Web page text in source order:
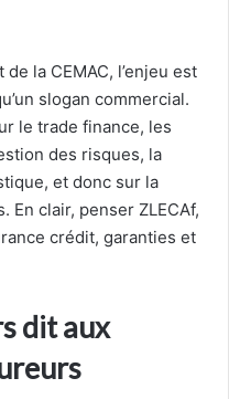
la CEMAC, l’enjeu est
slogan commercial.
le trade finance, les
des risques, la
et donc sur la
En clair, penser ZLECAf,
crédit, garanties et
dit aux